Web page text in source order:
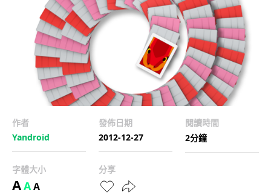
作者
Yandroid
發佈日期
2012-12-27
閱讀時間
2分鐘
字體大小
AAA
分享